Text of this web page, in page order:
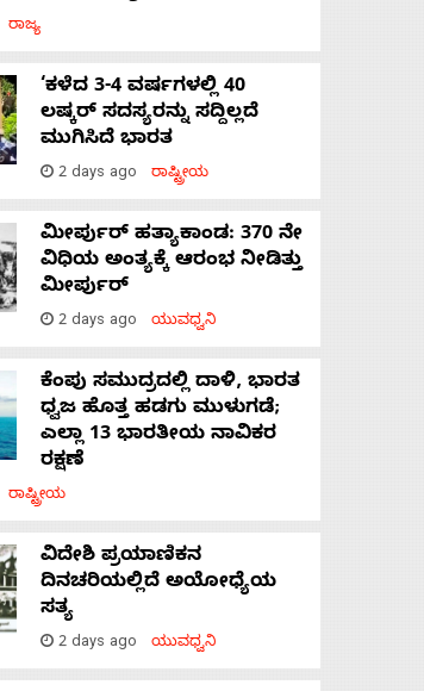
ರಾಜ್ಯ
‘ಕಳೆದ 3-4 ವರ್ಷಗಳಲ್ಲಿ 40
ಲಷ್ಕರ್ ಸದಸ್ಯರನ್ನು ಸದ್ದಿಲ್ಲದೆ
ಮುಗಿಸಿದೆ ಭಾರತ
2 days ago ರಾಷ್ಟ್ರೀಯ
ಮೀರ್ಪುರ್ ಹತ್ಯಾಕಾಂಡ: 370 ನೇ
ವಿಧಿಯ ಅಂತ್ಯಕ್ಕೆ ಆರಂಭ ನೀಡಿತ್ತು
ಮೀರ್ಪುರ್
2 days ago ಯುವಧ್ವನಿ
ಕೆಂಪು ಸಮುದ್ರದಲ್ಲಿ ದಾಳಿ, ಭಾರತ
ಧ್ವಜ ಹೊತ್ತ ಹಡಗು ಮುಳುಗಡೆ;
ಎಲ್ಲಾ 13 ಭಾರತೀಯ ನಾವಿಕರ
ರಕ್ಷಣೆ
ರಾಷ್ಟ್ರೀಯ
ವಿದೇಶಿ ಪ್ರಯಾಣಿಕನ
ದಿನಚರಿಯಲ್ಲಿದೆ ಅಯೋಧ್ಯೆಯ
ಸತ್ಯ
2 days ago ಯುವಧ್ವನಿ